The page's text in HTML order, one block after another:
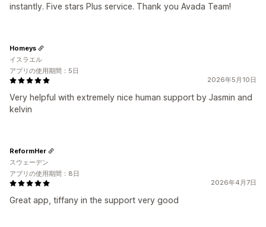
instantly. Five stars Plus service. Thank you Avada Team!
2026年5月10日
Very helpful with extremely nice human support by Jasmin and
kelvin
Homeys
イスラエル
アプリの使用期間：5日
2026年4月7日
Great app, tiffany in the support very good
ReformHer
スウェーデン
アプリの使用期間：8日